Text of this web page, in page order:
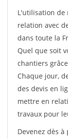
L'utilisation de
relation avec
dans toute la
Quel que soit
chantiers
Chaque jour,
des devis en
mettre en
travaux pour
Devenez dès